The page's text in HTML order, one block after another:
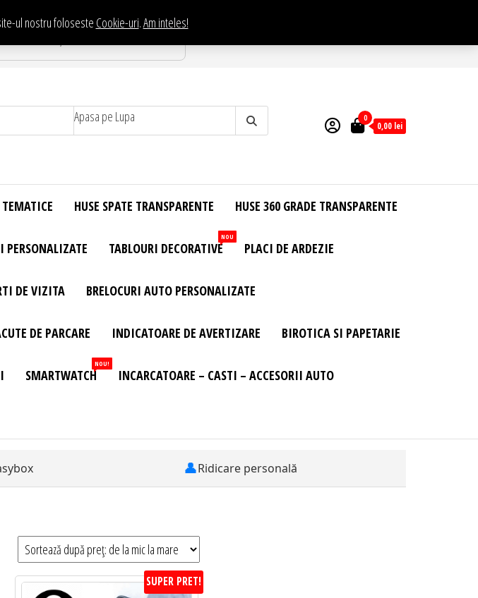
ul nostru foloseste Cookie-uri.Am inteles!
eHuse.ro
Apasa pe Lupa 0
0,00 lei
HUSE SPATE TRANSPARENTE HUSE 360 GRADE TRANSPARENTE
PERSONALIZATE TABLOURI DECORATIVE
NOU
PLACI DE ARDEZIE
DE VIZITA BRELOCURI AUTO PERSONALIZATE
DE PARCARE INDICATOARE DE AVERTIZARE BIROTICA SI PAPETARIE
SMARTWATCH
NOU!
INCARCATOARE – CASTI – ACCESORII AUTO
👤Ridicare personală
SUPER PRET!